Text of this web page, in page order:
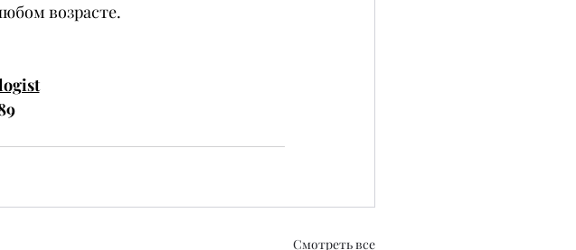
возрасте.
Смотреть все